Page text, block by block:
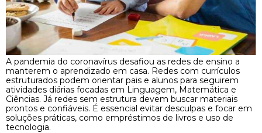
A pandemia do coronavírus desafiou as redes de ensino a
manterem o aprendizado em casa. Redes com currículos
estruturados podem orientar pais e alunos para seguirem
atividades diárias focadas em Linguagem, Matemática e
Ciências. Já redes sem estrutura devem buscar materiais
prontos e confiáveis. É essencial evitar desculpas e focar em
soluções práticas, como empréstimos de livros e uso de
tecnologia.